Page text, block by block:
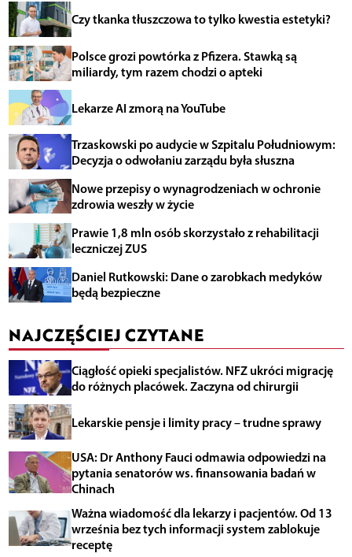
Czy tkanka tłuszczowa to tylko kwestia estetyki?
Polsce grozi powtórka z Pfizera. Stawką są
miliardy, tym razem chodzi o apteki
Lekarze AI zmorą na YouTube
Trzaskowski po audycie w Szpitalu Południowym:
Decyzja o odwołaniu zarządu była słuszna
Nowe przepisy o wynagrodzeniach w ochronie
zdrowia weszły w życie
Prawie 1,8 mln osób skorzystało z rehabilitacji
leczniczej ZUS
Daniel Rutkowski: Dane o zarobkach medyków
będą bezpieczne
NAJCZĘŚCIEJ CZYTANE
Ciągłość opieki specjalistów. NFZ ukróci migrację
do różnych placówek. Zaczyna od chirurgii
Lekarskie pensje i limity pracy – trudne sprawy
USA: Dr Anthony Fauci odmawia odpowiedzi na
pytania senatorów ws. finansowania badań w
Chinach
Ważna wiadomość dla lekarzy i pacjentów. Od 13
września bez tych informacji system zablokuje
receptę